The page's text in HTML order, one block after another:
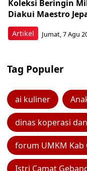
Artikel
Koleksi Beringin
Diakui Maestro
Jumat, 7 Agu
Tag Populer
ai kuliner
dinas koperasi
forum UMKM Kab
Istri Camat